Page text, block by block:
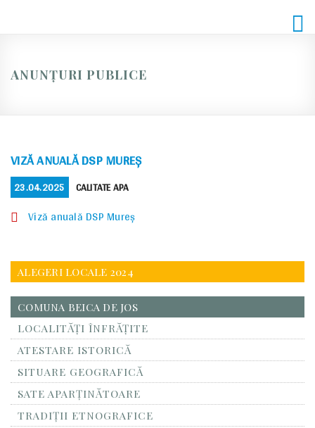
ANUNȚURI PUBLICE
VIZĂ ANUALĂ DSP MUREȘ
POSTED
ON
23.04.2025 CATEGORIES
CALITATE APA
Viză anuală DSP Mureș
ALEGERI LOCALE 2024
COMUNA BEICA DE JOS
LOCALITĂŢI ÎNFRĂŢITE
ATESTARE ISTORICĂ
SITUARE GEOGRAFICĂ
SATE APARȚINĂTOARE
TRADIȚII ETNOGRAFICE